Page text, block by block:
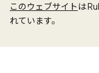
このウェブサイト は
れています。